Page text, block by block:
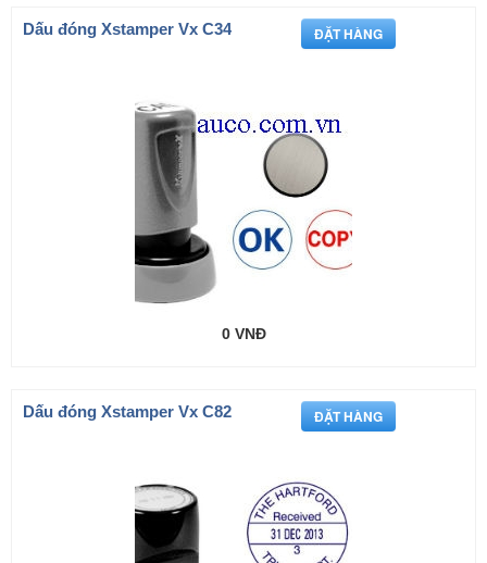
Dấu đóng Xstamper Vx C34
0 VNĐ
Dấu đóng Xstamper Vx C82